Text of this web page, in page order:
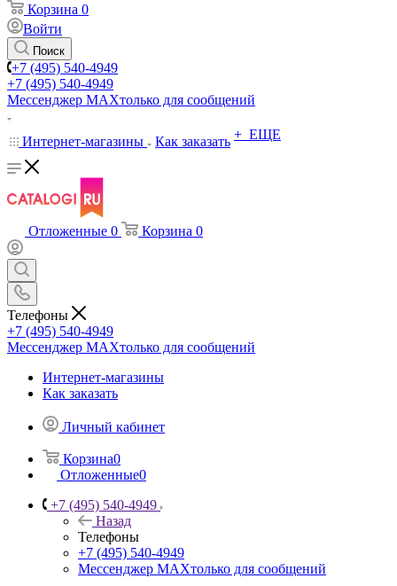
Корзина 0
Войти
Поиск
+7 (495) 540-4949
+7 (495) 540-4949
Мессенджер МАХтолько для сообщений
Интернет-магазины Как заказать + ЕЩЕ
Отложенные 0 Корзина 0
Телефоны
+7 (495) 540-4949
Мессенджер МАХтолько для сообщений
Интернет-магазины
Как заказать
Личный кабинет
Корзина0
Отложенные0
+7 (495) 540-4949
Назад
Телефоны
+7 (495) 540-4949
Мессенджер МАХтолько для сообщений